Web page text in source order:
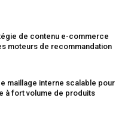
de contenu e-commerce
moteurs de recommandation
maillage interne scalable pour
à fort volume de produits